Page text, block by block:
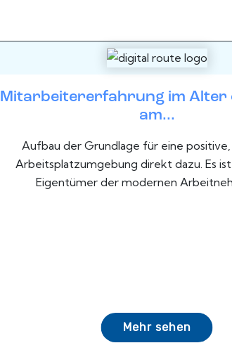
Mitarbeitererfahrung im Alter
am...
Aufbau der Grundlage für eine
Arbeitsplatzumgebung direkt dazu. Es
Eigentümer der modernen
Mehr sehen